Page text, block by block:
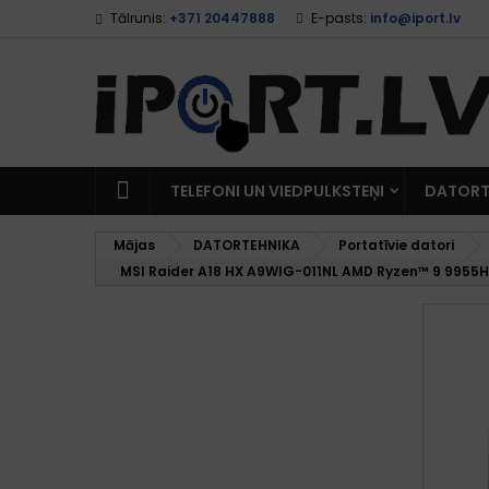
Tālrunis: +371 20447888 E-pasts: info@iport.lv
TELEFONI UN VIEDPULKSTEŅI
Mājas DATORTEHNIKA
Portatīvie datori
MSI Raider A18 HX A9WIG-011NL AMD Ryzen™ 9